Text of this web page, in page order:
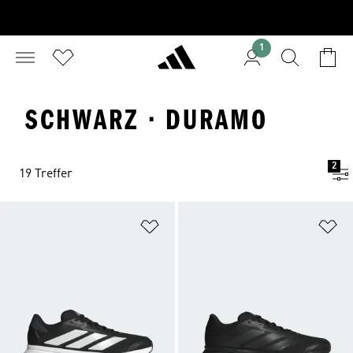
1
SCHWARZ · DURAMO
19 Treffer
2